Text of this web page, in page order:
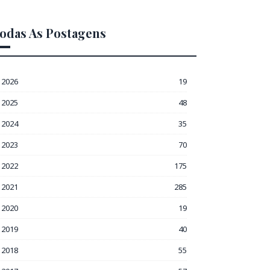
As Postagens
2026
19
2025
48
2024
35
2023
70
2022
175
2021
285
2020
19
2019
40
2018
55